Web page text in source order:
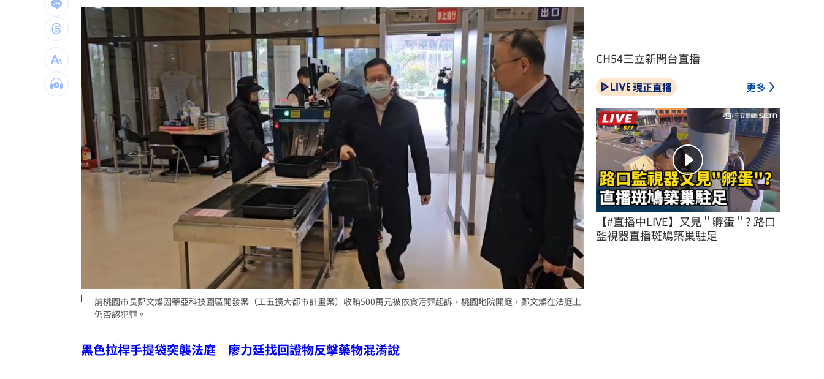
股災這8檔規模逆勢創高 它最猛成長逾10% 04:20
爆掛表妹當小三！表姊擅貼IG下場慘了 04:17
半導體與綠能雙箭頭！ 「它」霸氣狂賺
台灣彩券開獎直播中 20:31
LIVE三立+24小時直播 15:27
三立iNEWS新聞台線上直播 18:00
商場戰國來臨 台中「頂奢大道」逐漸成形 12:00
台彩父親節推新刮刮樂千萬頭獎超「爸」氣 12:00
「拍片人的多重宇宙」職涯論壇9/12登場！ 10:30
8國球員齊聚高雄 Formosa 7s掀足球熱潮 10:00
理想混蛋號召粉絲跨海追星吃美食！ 18:15
前桃園市長鄭文燦因華亞科技園區開發案（工五擴大都市計畫案）收賄500萬元被依貪污罪起訴，桃園地院開庭，鄭文燦在法庭上
仍否認犯罪。
黑色拉桿手提袋突襲法庭 廖力廷找回證物反擊藥物混淆說
CH54三立新聞台直播
現正直播 更多
【#直播中LIVE】又見＂孵蛋＂? 路口
監視器直播斑鳩築巢駐足